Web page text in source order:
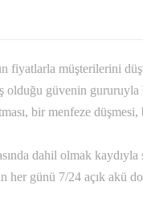
müşterilerini
olduğu güvenin
bir menfeze
dahil olmak
her günü 7/24 açık